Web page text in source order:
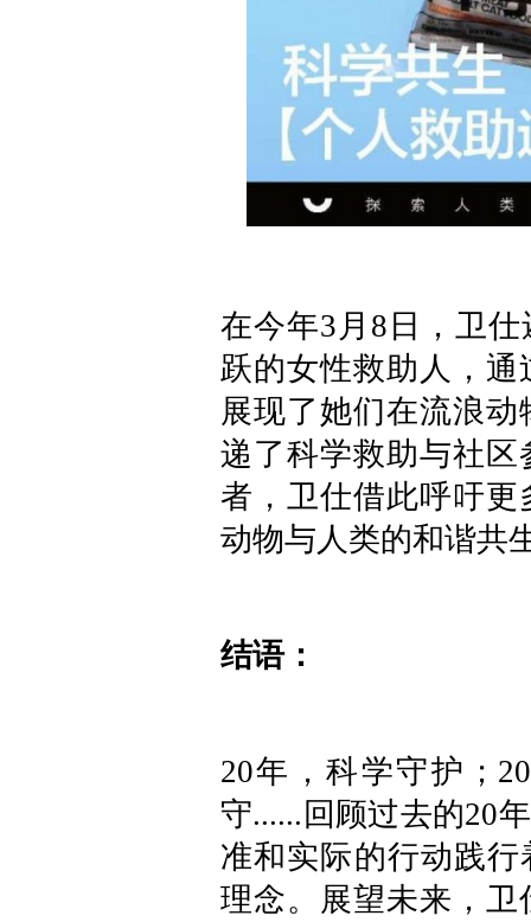
在今年3月8日，卫
跃的女性救助人，
展现了她们在流浪
递了科学救助与社
者，卫仕借此呼吁
动物与人类的和谐共
结语：
20年，科学守护；
守......回顾过去的20
准和实际的行动践
理念。展望未来，